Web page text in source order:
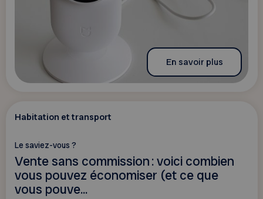
En savoir plus
Habitation et transport
Le saviez-vous ?
Vente sans commission : voici combien
vous pouvez économiser (et ce que
vous pouve...